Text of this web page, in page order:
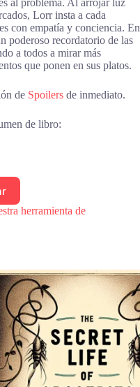
al problema. Al arrojar luz
Lorr insta a cada
con empatía y conciencia. En
poderoso recordatorio de las
a todos a mirar más
que ponen en sus platos.
de Spoilers de inmediato.
de libro:
herramienta de